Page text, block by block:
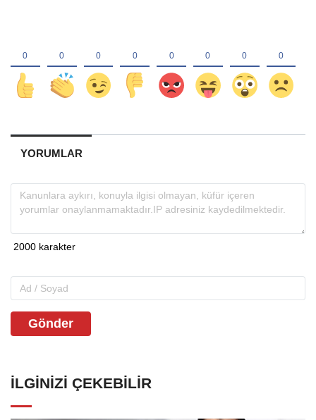
YORUMLAR
Gönder
İLGINIZI ÇEKEBILIR